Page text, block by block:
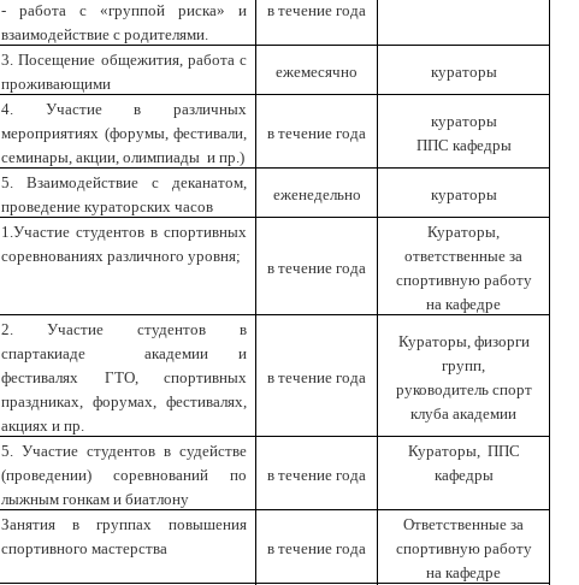
- работа с «группой риска» и
взаимодействие с родителями.
в течение года
3. Посещение общежития, работа с
проживающими
ежемесячно кураторы
4. Участие в различных
мероприятиях (форумы, фестивали,
семинары, акции, олимпиады и пр.)
в течение года
кураторы
ППС кафедры
5. Взаимодействие с деканатом,
проведение кураторских часов
еженедельно кураторы
1.Участие студентов в спортивных
соревнованиях различного уровня;
в течение года
Кураторы,
ответственные за
спортивную работу
на кафедре
2. Участие студентов в
спартакиаде
академии и
фестивалях ГТО, спортивных
праздниках, форумах, фестивалях,
акциях и пр.
в течение года
Кураторы, физорги
групп,
руководитель спорт
клуба академии
5. Участие студентов в судействе
(проведении) соревнований по
лыжным гонкам и биатлону
в течение года
Кураторы, ППС
кафедры
Занятия в группах повышения
спортивного мастерства
в течение года
Ответственные за
спортивную работу
на кафедре